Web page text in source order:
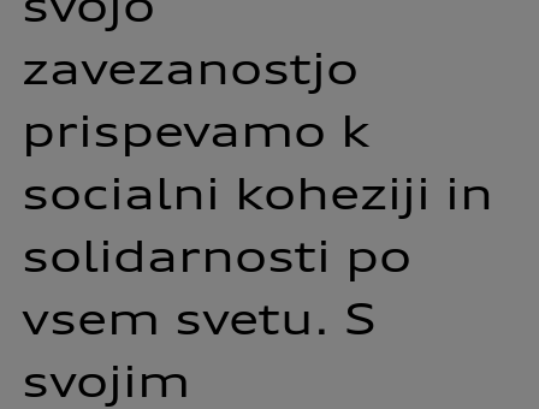
zavezanostjo
prispevamo k
socialni koheziji in
solidarnosti po
vsem svetu. S
svojim